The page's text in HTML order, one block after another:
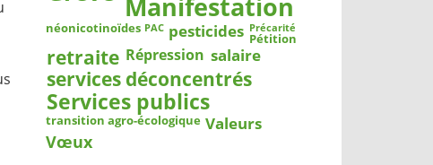
Manifestation
néonicotinoïdes PAC pesticides Précarité
Pétition
retraite Répression salaire
services déconcentrés
Services publics
transition agro-écologique Valeurs
Vœux